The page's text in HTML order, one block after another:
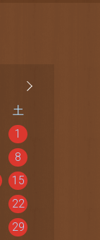
土
1
8
15
22
29